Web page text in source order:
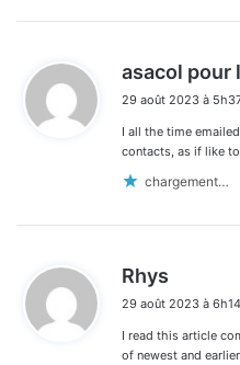
asacol
29 août 2023 à
I all the time
contacts, as if like
chargement…
Rhys
t
:
29 août 2023 à 6h14
I read this article
of newest and